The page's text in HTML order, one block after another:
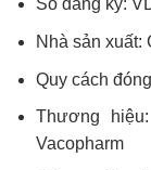
Số đăng ký:
Nhà sản xuất:
Quy cách
Thương
Vacopharm